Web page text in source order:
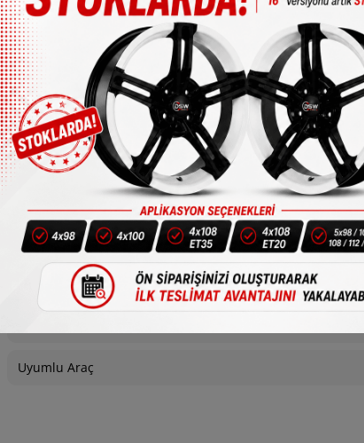
Uyumlu Araç